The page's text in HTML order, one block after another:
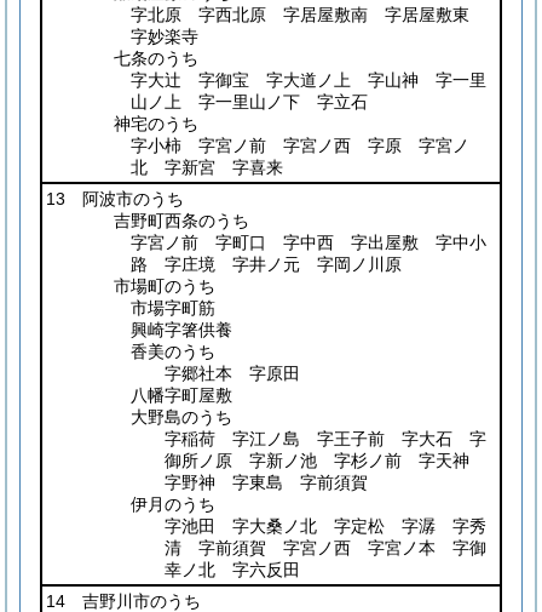
字北原 字西北原 字居屋敷南 字居屋敷東
字妙楽寺
七条のうち
字大辻 字御宝 字大道ノ上 字山神 字一里
山ノ上 字一里山ノ下 字立石
神宅のうち
字小柿 字宮ノ前 字宮ノ西 字原 字宮ノ
北 字新宮 字喜来
13 阿波市のうち
吉野町西条のうち
字宮ノ前 字町口 字中西 字出屋敷 字中小
路 字庄境 字井ノ元 字岡ノ川原
市場町のうち
市場字町筋
興崎字箸供養
香美のうち
字郷社本 字原田
八幡字町屋敷
大野島のうち
字稲荷 字江ノ島 字王子前 字大石 字
御所ノ原 字新ノ池 字杉ノ前 字天神
字野神 字東島 字前須賀
伊月のうち
字池田 字大桑ノ北 字定松 字潺 字秀
清 字前須賀 字宮ノ西 字宮ノ本 字御
幸ノ北 字六反田
14 吉野川市のうち